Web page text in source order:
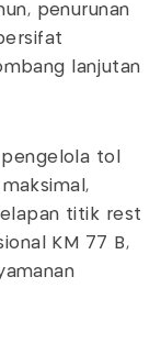
penurunan
lanjutan
tol
titik rest
KM 77 B,